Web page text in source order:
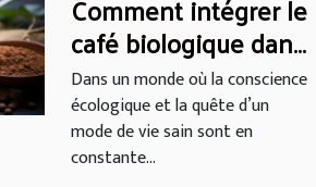
Comment intégrer le
café biologique dans
un régime végétalien
Dans un monde où la conscience
écologique et la quête d’un
mode de vie sain sont en
constante...